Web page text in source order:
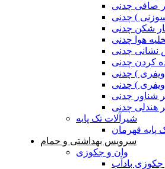
صافی چدنی
) چدنی
شکن چدنی
هوا چدنی
نشانی چدنی
کردن چدنی
) چدنی
) چدنی
شناور چدنی
هندلی چدنی
شیرآلات تک پایه
پایه قهرمان
سرویس بهداشتی و حمام
وان و جکوزی
جکوزی بادآب